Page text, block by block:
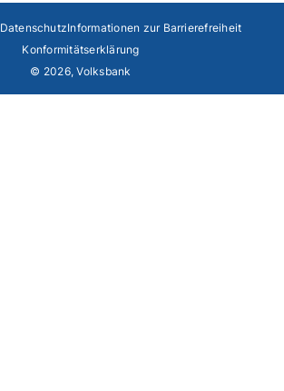
DatenschutzInformationen zur Barrierefreiheit
Konformitätserklärung
© 2026, Volksbank